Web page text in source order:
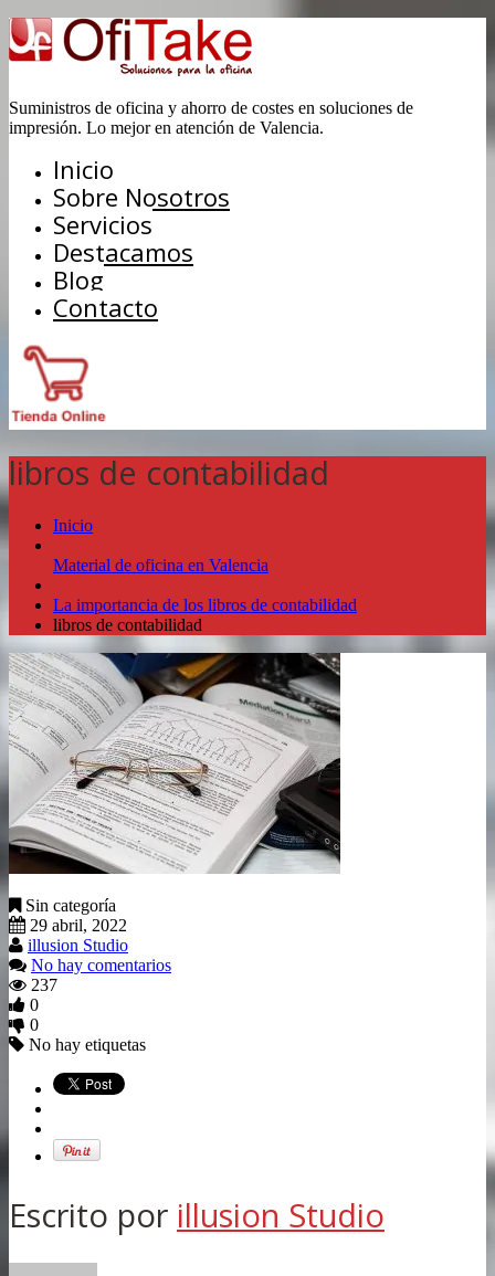
Suministros de oficina y ahorro de costes en soluciones de
impresión. Lo mejor en atención de Valencia.
Inicio
Sobre Nosotros
Servicios
Destacamos
Blog
Contacto
libros de contabilidad
Inicio
Material de oficina en Valencia
La importancia de los libros de contabilidad
libros de contabilidad
Sin categoría
29 abril, 2022
illusion Studio
No hay comentarios
237
0
0
No hay etiquetas
Escrito por illusion Studio